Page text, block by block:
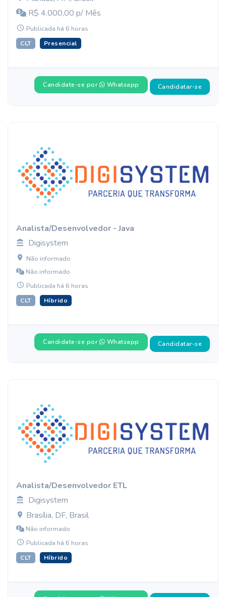
R$ 4.000,00 p/ Mês
Publicada há 6 horas
CLT Presencial
Candidate-se por Whatsapp Candidatar-se
Analista/Desenvolvedor - Java
Digisystem
Não informado
Não informado
Publicada há 6 horas
CLT Híbrido
Candidate-se por Whatsapp Candidatar-se
Analista/Desenvolvedor ETL
Digisystem
Brasília, DF, Brasil
Não informado
Publicada há 6 horas
CLT Híbrido